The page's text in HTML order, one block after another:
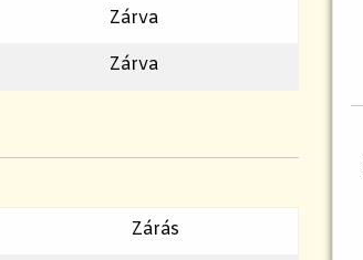
Zárva
Zárva
Zárás